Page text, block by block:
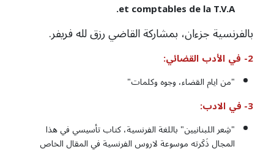
et comptables de la T.V.A.
بالفرنسية جزءان، بمشاركة القاضي رزق لله فريفر.
2- في الأدب القضائي:
"من ايام القضاء، وجوه وكلمات"
3- في الادب:
"شِعر اللبنانيين" باللغة الفرنسية، كتاب تأسيسي في هذا
المجال ذَكَرته موسوعة لاروس الفرنسية في المقال الخاص